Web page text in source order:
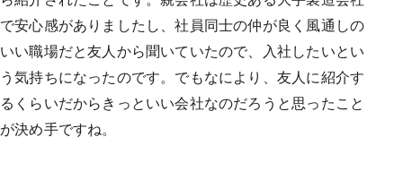
で安心感がありましたし、社員同士の仲が良く風通しの
いい職場だと友人から聞いていたので、入社したいとい
う気持ちになったのです。でもなにより、友人に紹介す
るくらいだからきっといい会社なのだろうと思ったこと
が決め手ですね。